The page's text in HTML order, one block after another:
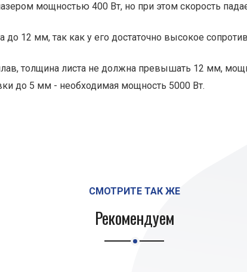
мощностью 400 Вт, но при этом скорость
до 12 мм, так как у его достаточно высокое
толщина листа не должна превышать 12 мм,
до 5 мм - необходимая мощность 5000 Вт.
СМОТРИТЕ ТАК ЖЕ
Рекомендуем